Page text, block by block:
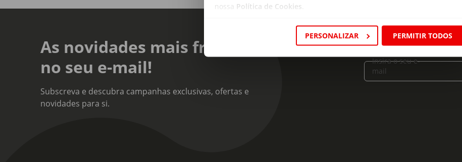
nossa Política de Cookies
PERSONALIZAR PERMITIR TODOS
As novidades mais frescas
no seu e-mail!
Subscreva e descubra campanhas exclusivas, ofertas e
novidades para si.
Insira o seu e-
mail